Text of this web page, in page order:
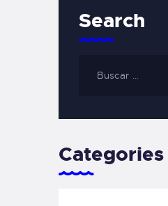
Search
Categories